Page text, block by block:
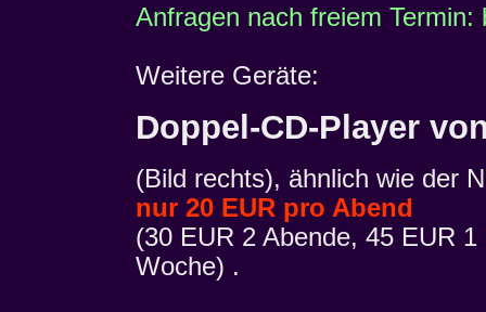
Anfragen nach freiem Termin:
Weitere Geräte:
Doppel-CD-Player
(Bild rechts), ähnlich wie der
nur 20 EUR pro Abend
(30 EUR 2 Abende, 45 EUR 1
Woche) .